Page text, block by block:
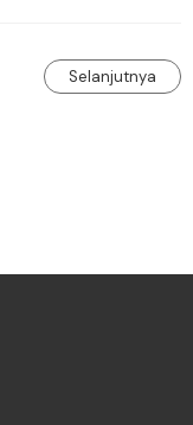
Selanjutnya